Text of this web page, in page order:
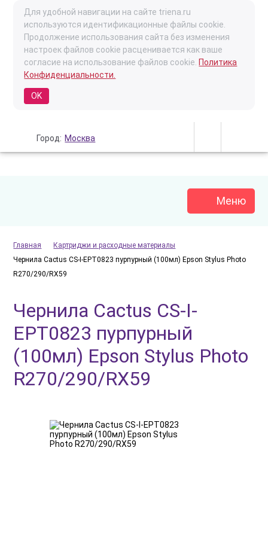
Для удобной навигации на сайте triena.ru
используются идентификационные файлы cookie.
Продолжение использования сайта без изменения
настроек файлов cookie расценивается как ваше
согласие на использование файлов cookie. Политика
Конфиденциальности.
OK
Город: Москва
Меню
Главная
Картриджи и расходные материалы
Чернила Cactus CS-I-EPT0823 пурпурный (100мл) Epson Stylus Photo
R270/290/RX59
Чернила Cactus CS-I-
EPT0823 пурпурный
(100мл) Epson Stylus Photo
R270/290/RX59